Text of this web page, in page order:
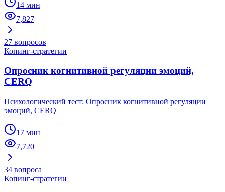
14 мин
7,827
27 вопросов
Копинг-стратегии
Опросник когнитивной регуляции эмоций,
CERQ
Психологический тест: Опросник когнитивной регуляции
эмоций, CERQ
17 мин
7,720
34 вопроса
Копинг-стратегии